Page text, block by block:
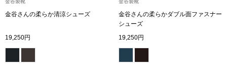
ダーウェア リュック･バッ
金谷製靴
金谷さんの柔らか清涼シューズ
19,250円
金谷製靴
金谷さんの柔らかダブル面ファスナー
シューズ
19,250円